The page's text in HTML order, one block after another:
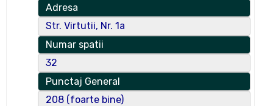
Adresa
Str. Virtutii, Nr. 1a
Numar spatii
32
Punctaj General
208 (foarte bine)